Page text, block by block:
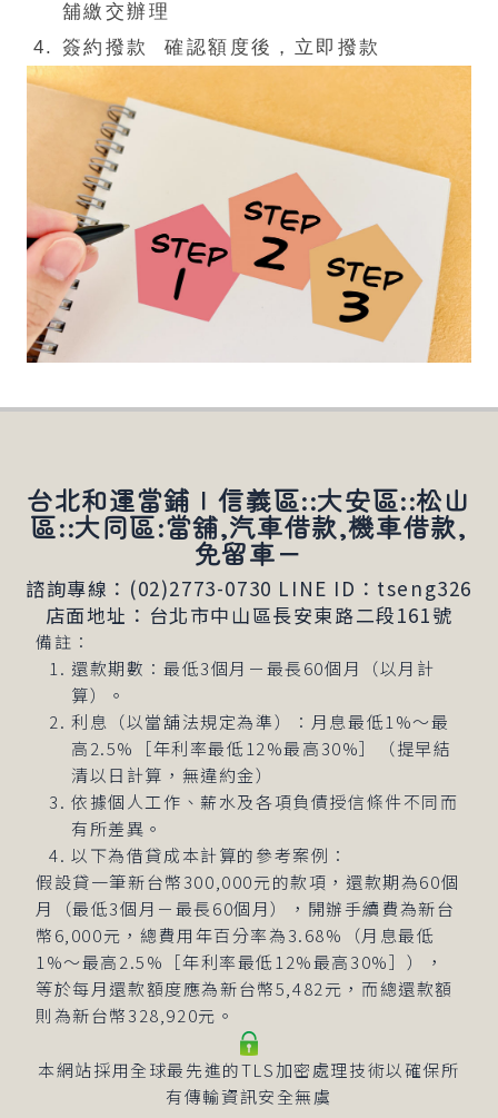
舖繳交辦理
簽約撥款 確認額度後，立即撥款
台北和運當鋪∣信義區::大安區::松山
區::大同區:當舖,汽車借款,機車借款,
免留車－
諮詢專線：(02)2773-0730 LINE ID：tseng326
店面地址：台北市中山區長安東路二段161號
備註：
還款期數：最低3個月－最長60個月（以月計
算）。
利息（以當舖法規定為準）：月息最低1%～最
高2.5%［年利率最低12%最高30%］（提早結
清以日計算，無違約金）
依據個人工作、薪水及各項負債授信條件不同而
有所差異。
以下為借貸成本計算的參考案例：
假設貸一筆新台幣300,000元的款項，還款期為60個
月（最低3個月－最長60個月），開辦手續費為新台
幣6,000元，總費用年百分率為3.68%（月息最低
1%～最高2.5%［年利率最低12%最高30%］），
等於每月還款額度應為新台幣5,482元，而總還款額
則為新台幣328,920元。
本網站採用全球最先進的TLS加密處理技術以確保所
有傳輸資訊安全無虞